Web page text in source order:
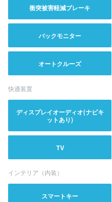
衝突被害軽減ブレーキ
バックモニター
オートクルーズ
快適装置
ディスプレイオーディオ(ナビキ
ットあり)
TV
インテリア（内装）
スマートキー